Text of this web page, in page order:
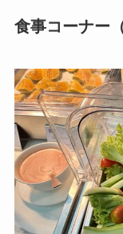
食事コーナー